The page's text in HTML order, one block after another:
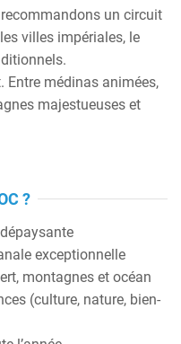
un circuit
villes impériales, le
Entre médinas animées,
majestueuses et
?
exceptionnelle
montagnes et océan
(culture, nature, bien-